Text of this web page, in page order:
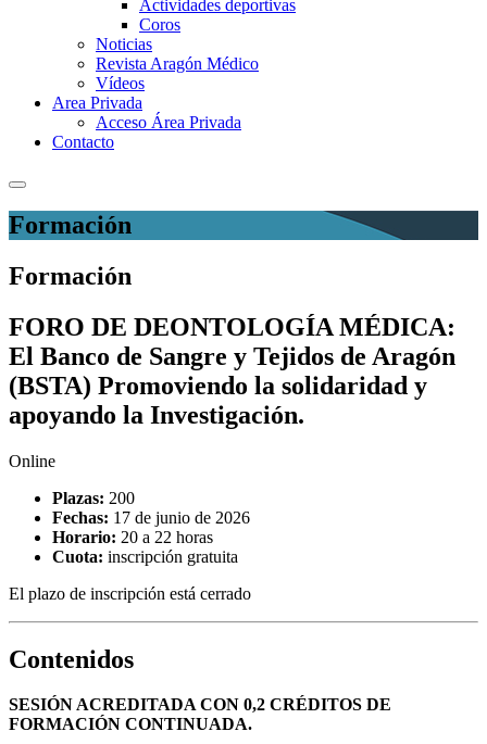
Actividades deportivas
Coros
Noticias
Revista Aragón Médico
Vídeos
Area Privada
Acceso Área Privada
Contacto
Formación
Formación
FORO DE DEONTOLOGÍA MÉDICA:
El Banco de Sangre y Tejidos de Aragón
(BSTA) Promoviendo la solidaridad y
apoyando la Investigación.
Online
Plazas: 200
Fechas: 17 de junio de 2026
Horario: 20 a 22 horas
Cuota: inscripción gratuita
El plazo de inscripción está cerrado
Contenidos
SESIÓN ACREDITADA CON 0,2 CRÉDITOS DE
FORMACIÓN CONTINUADA.